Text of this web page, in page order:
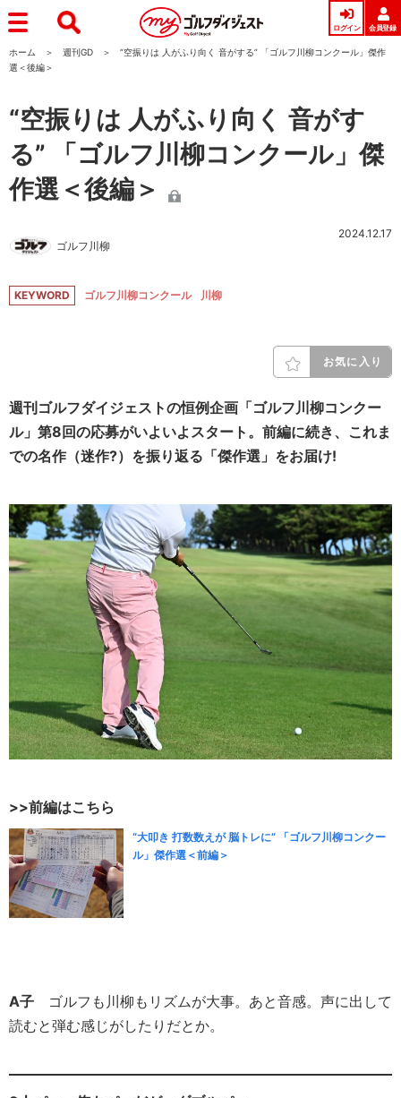
ログイン 会員登録
ホーム 週刊GD
“空振りは 人がふり向く 音がする” 「ゴルフ川柳コンクール」傑作
選＜後編＞
“空振りは 人がふり向く 音がす
る” 「ゴルフ川柳コンクール」傑
作選＜後編＞
ゴルフ川柳
2024.12.17
KEYWORD ゴルフ川柳コンクール 川柳
お気に入り
週刊ゴルフダイジェストの恒例企画「ゴルフ川柳コンクー
ル」第8回の応募がいよいよスタート。前編に続き、これま
での名作（迷作?）を振り返る「傑作選」をお届け!
>>前編はこちら
“大叩き 打数数えが 脳トレに” 「ゴルフ川柳コンクー
ル」傑作選＜前編＞
A子 ゴルフも川柳もリズムが大事。あと音感。声に出して
読むと弾む感じがしたりだとか。